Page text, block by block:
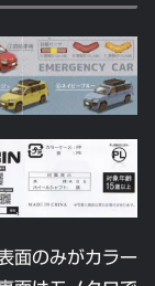
面のみがカラー